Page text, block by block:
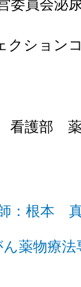
委員会泌
クション
看護部
：根本
薬物療法